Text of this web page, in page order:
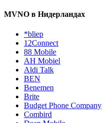
MVNO в Нидерландах
*bliep
12Connect
88 Mobile
AH Mobiel
Aldi Talk
BEN
Benemen
Brite
Budget Phone Company
Combird